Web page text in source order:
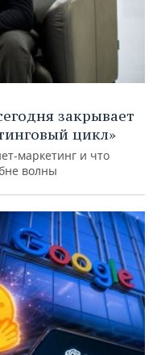
закрывает
цикл»
маркетинг и что
волны